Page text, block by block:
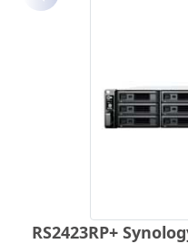
RS2423RP+